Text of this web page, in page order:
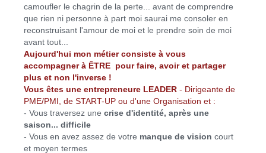
camoufler le chagrin de la perte... avant de comprendre
que rien ni personne à part moi saurai me consoler en
reconstruisant l'amour de moi et le prendre soin de moi
avant tout...
Aujourd'hui mon métier consiste à vous
accompagner à ÊTRE pour faire, avoir et partager
plus et non l'inverse !
Vous êtes une entrepreneure LEADER - Dirigeante de
PME/PMI, de START-UP ou d'une Organisation et :
- Vous traversez une crise d'identité, après une
saison... difficile
- Vous en avez assez de votre manque de vision court
et moyen termes